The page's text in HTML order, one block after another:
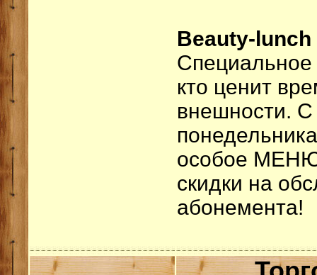
Beauty-lunch
Специальное
кто ценит
внешности.
особое
скидки на
абонемента!